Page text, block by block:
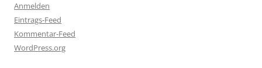
Anmelden
Eintrags-Feed
Kommentar-Feed
WordPress.org